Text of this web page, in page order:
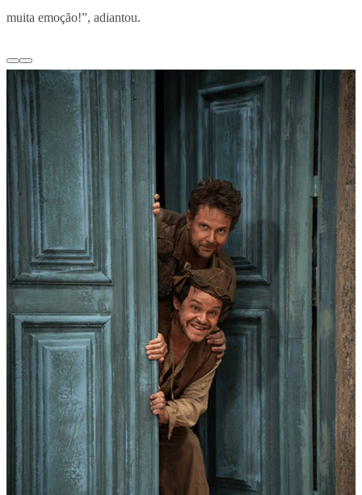
muita emoção!”, adiantou.